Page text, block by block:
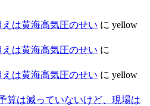
は黄海高気圧のせい に yellow
は黄海高気圧のせい に
は黄海高気圧のせい に yellow
算は減っていないけど、現場は